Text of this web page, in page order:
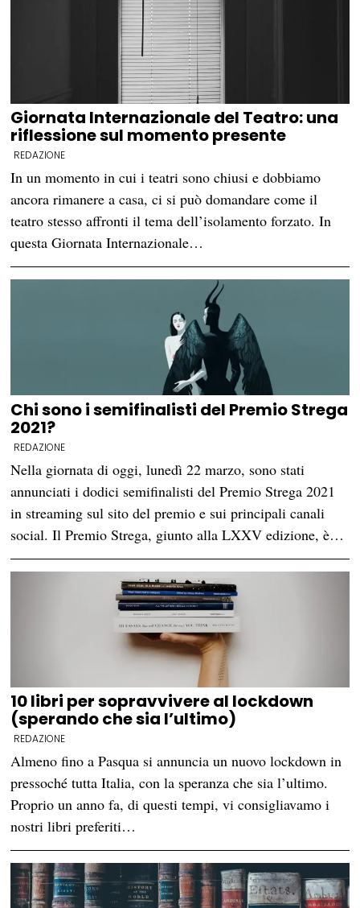
Giornata Internazionale del Teatro: una
riflessione sul momento presente
REDAZIONE
In un momento in cui i teatri sono chiusi e dobbiamo
ancora rimanere a casa, ci si può domandare come il
teatro stesso affronti il tema dell’isolamento forzato. In
questa Giornata Internazionale…
Chi sono i semifinalisti del Premio Strega
2021?
REDAZIONE
Nella giornata di oggi, lunedì 22 marzo, sono stati
annunciati i dodici semifinalisti del Premio Strega 2021
in streaming sul sito del premio e sui principali canali
social. Il Premio Strega, giunto alla LXXV edizione, è…
10 libri per sopravvivere al lockdown
(sperando che sia l’ultimo)
REDAZIONE
Almeno fino a Pasqua si annuncia un nuovo lockdown in
pressoché tutta Italia, con la speranza che sia l’ultimo.
Proprio un anno fa, di questi tempi, vi consigliavamo i
nostri libri preferiti…